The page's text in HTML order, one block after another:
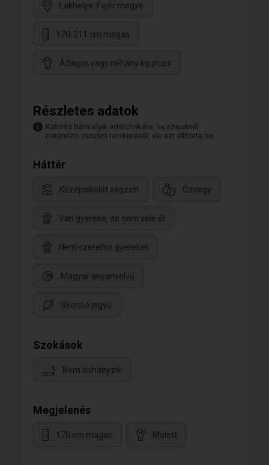
Lakhelye: Fejér megye
170-211 cm magas
Átlagos vagy néhány kg plusz
Részletes adatok
Kattints bármelyik adatcímkére, ha szeretnél
megnézni minden társkeresőt, aki ezt állította be.
Háttér
Középiskolát végzett Özvegy
Van gyereke, de nem vele él
Nem szeretne gyereket
Magyar anyanyelvű
Skorpió jegyű
Szokások
Nem dohányzik
Megjelenés
170 cm magas Molett